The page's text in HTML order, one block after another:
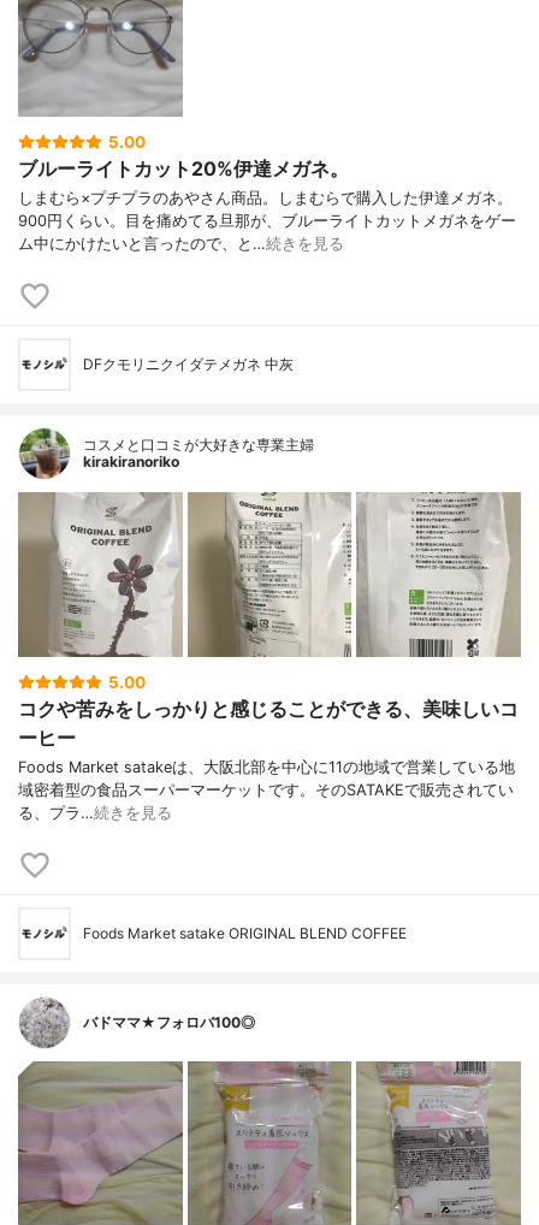
5.00
ブルーライトカット20%伊達メガネ。
しまむら×プチプラのあやさん商品。しまむらで購入した伊達メガネ。
900円くらい。目を痛めてる旦那が、ブルーライトカットメガネをゲー
ム中にかけたいと言ったので、と…続きを見る
DFクモリニクイダテメガネ 中灰
コスメと口コミが大好きな専業主婦
kirakiranoriko
5.00
コクや苦みをしっかりと感じることができる、美味しいコ
ーヒー
Foods Market satakeは、大阪北部を中心に11の地域で営業している地
域密着型の食品スーパーマーケットです。そのSATAKEで販売されてい
る、プラ…続きを見る
Foods Market satake ORIGINAL BLEND COFFEE
バドママ★フォロバ100◎